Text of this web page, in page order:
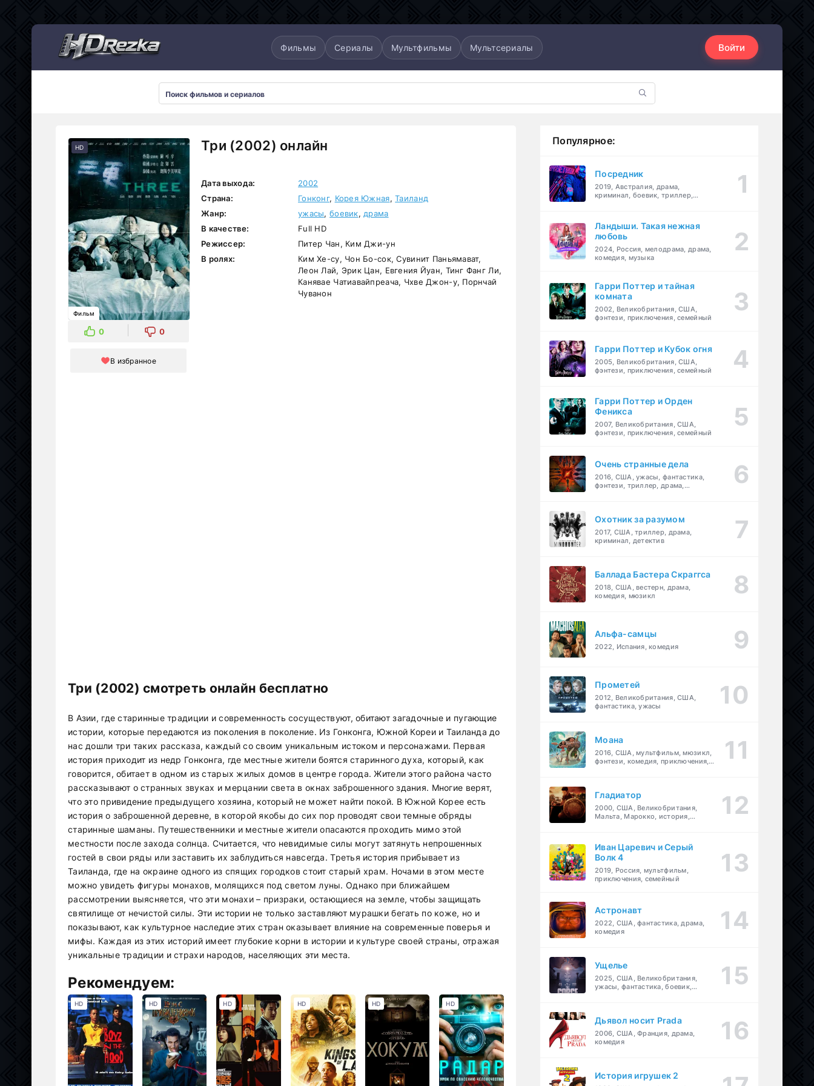
Фильмы Сериалы Мультфильмы Мультсериалы Войти
Три (2002) онлайн
HD
Фильм
0 0
В избранное
Дата выхода:
2002
Страна:
Гонконг, Корея Южная,Таиланд
Жанр:
ужасы, боевик, драма
В качестве:
Full HD
Режиссер:
Питер Чан, Ким Джи-ун
В ролях:
Ким Хе-су, Чон Бо-сок, Сувинит Паньямават,
Леон Лай, Эрик Цан, Евгения Йуан, Тинг Фанг Ли,
Канявае Чатиавайпреача, Чхве Джон-у, Порнчай
Чуванон
Три (2002) смотреть онлайн бесплатно
В Азии, где старинные традиции и современность сосуществуют, обитают загадочные и пугающие
истории, которые передаются из поколения в поколение. Из Гонконга, Южной Кореи и Таиланда до
нас дошли три таких рассказа, каждый со своим уникальным истоком и персонажами. Первая
история приходит из недр Гонконга, где местные жители боятся старинного духа, который, как
говорится, обитает в одном из старых жилых домов в центре города. Жители этого района часто
рассказывают о странных звуках и мерцании света в окнах заброшенного здания. Многие верят,
что это привидение предыдущего хозяина, который не может найти покой. В Южной Корее есть
история о заброшенной деревне, в которой якобы до сих пор проводят свои темные обряды
старинные шаманы. Путешественники и местные жители опасаются проходить мимо этой
местности после захода солнца. Считается, что невидимые силы могут затянуть непрошенных
гостей в свои ряды или заставить их заблудиться навсегда. Третья история прибывает из
Таиланда, где на окраине одного из спящих городков стоит старый храм. Ночами в этом месте
можно увидеть фигуры монахов, молящихся под светом луны. Однако при ближайшем
рассмотрении выясняется, что эти монахи – призраки, остающиеся на земле, чтобы защищать
святилище от нечистой силы. Эти истории не только заставляют мурашки бегать по коже, но и
показывают, как культурное наследие этих стран оказывает влияние на современные поверья и
мифы. Каждая из этих историй имеет глубокие корни в истории и культуре своей страны, отражая
уникальные традиции и страхи народов, населяющих эти места.
Рекомендуем:
HD HD HD HD HD HD
Популярное:
Посредник
2019, Австралия, драма,
криминал, боевик, триллер,
Ландыши. Такая нежная
любовь
2024, Россия, мелодрама, драма,
комедия, музыка
Гарри Поттер и тайная
комната
2002, Великобритания, США,
фэнтези, приключения, семейный
Гарри Поттер и Кубок огня
2005, Великобритания, США,
фэнтези, приключения, семейный
Гарри Поттер и Орден
Феникса
2007, Великобритания, США,
фэнтези, приключения, семейный
Очень странные дела
2016, США, ужасы, фантастика,
фэнтези, триллер, драма,
Охотник за разумом
2017, США, триллер, драма,
криминал, детектив
Баллада Бастера Скраггса
2018, США, вестерн, драма,
комедия, мюзикл
Альфа-самцы
2022, Испания, комедия
Прометей
2012, Великобритания, США,
фантастика, ужасы
Моана
2016, США, мультфильм, мюзикл,
фэнтези, комедия, приключения,
Гладиатор
2000, США, Великобритания,
Мальта, Марокко, история,
Иван Царевич и Серый
Волк 4
2019, Россия, мультфильм,
приключения, семейный
Астронавт
2022, США, фантастика, драма,
комедия
Ущелье
2025, США, Великобритания,
ужасы, фантастика, боевик,
Дьявол носит Prada
2006, США, Франция, драма,
комедия
История игрушек 2
Мультсериалы